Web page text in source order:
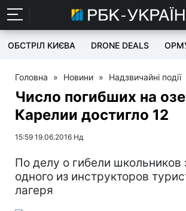
ОБСТРІЛ КИЄВА DRONE DEALS
Головна » Новини » Надзвичайні події
Число погибших на
Карелии достигло 12
15:59 19.06.2016 Нд
По делу о гибели
одного из инструкторов
лагеря